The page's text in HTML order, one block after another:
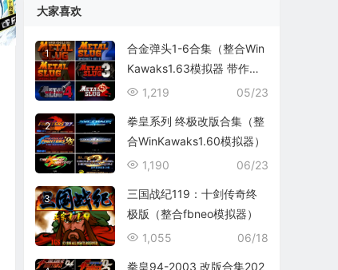
大家喜欢
1
合金弹头1-6合集（整合Win
Kawaks1.63模拟器 带作弊
码）
05/23
1,219
2
拳皇系列 终极改版合集（整
合WinKawaks1.60模拟器）
06/23
1,190
3
三国战纪119：十剑传奇终
极版（整合fbneo模拟器）
06/18
1,055
拳皇94-2003 改版合集202